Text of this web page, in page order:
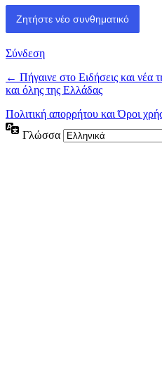
Σύνδεση
← Πήγαινε στο Ειδήσεις και νέα
και όλης της Ελλάδας
Πολιτική απορρήτου και Όροι
Γλώσσα